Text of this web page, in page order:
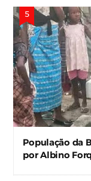
População da
por Albino